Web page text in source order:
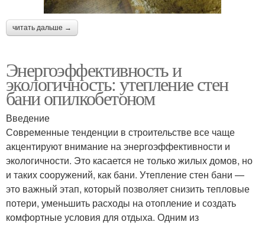
читать дальше →
Энергоэффективность и
экологичность: утепление стен
бани опилкобетоном
Введение
Современные тенденции в строительстве все чаще
акцентируют внимание на энергоэффективности и
экологичности. Это касается не только жилых домов, но
и таких сооружений, как бани. Утепление стен бани —
это важный этап, который позволяет снизить тепловые
потери, уменьшить расходы на отопление и создать
комфортные условия для отдыха. Одним из